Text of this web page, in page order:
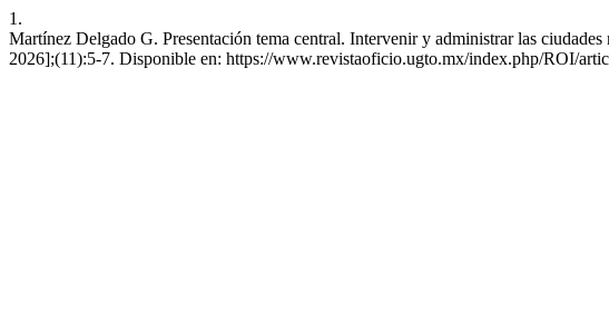
1.
Martínez Delgado G. Presentación tema central. Intervenir y administrar las
2026];(11):5-7. Disponible en: https://www.revistaoficio.ugto.mx/index.php/ROI/